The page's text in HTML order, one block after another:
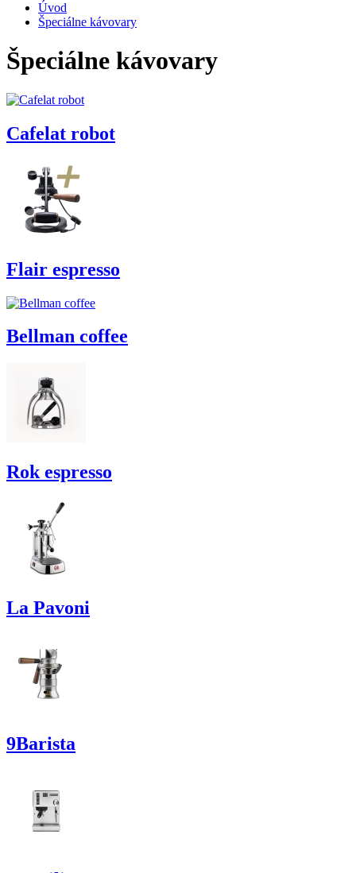
Úvod
Špeciálne kávovary
Špeciálne kávovary
Cafelat robot
Flair espresso
Bellman coffee
Rok espresso
La Pavoni
9Barista